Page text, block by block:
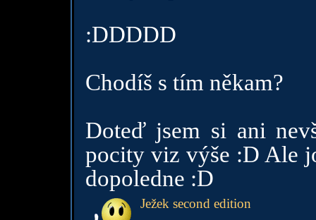
:DDDDD
Chodíš s tím někam?
Doteď jsem si ani
pocity viz výše :D Ale
dopoledne :D
Ježek second edition